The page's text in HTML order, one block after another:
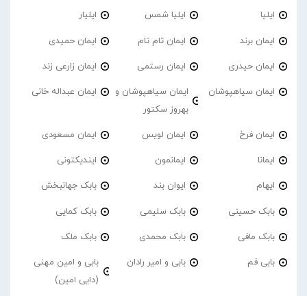
ایلیا ایلیا شمس ایلیار
ایمان برند ایمان تام تام ایمان حمیدی
ایمان حیدری ایمان رستمی ایمان زارعی زند
ایمان سیاهپوشان
ایمان سیاهپوشان و
بهروز سکتور
ایمان عبداله خانی
ایمان فرخ ایمان لویس ایمان مسعودی
ایمانا ایمانمون ایندیکتونی
ایهام ایوان بند بابک جهانبخش
بابک حسینی بابک سلیمی بابک کمایی
بابک مافی بابک محمدی بابک ملک
بابی فم بابی و امیر رادان
بابی و امین مهنی
(دایی امین)